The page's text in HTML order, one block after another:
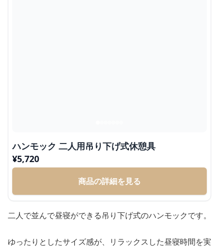
ハンモック 二人用吊り下げ式休憩具
¥5,720
商品の詳細を見る
二人で並んで昼寝ができる吊り下げ式のハンモックです。
ゆったりとしたサイズ感が、リラックスした昼寝時間を実